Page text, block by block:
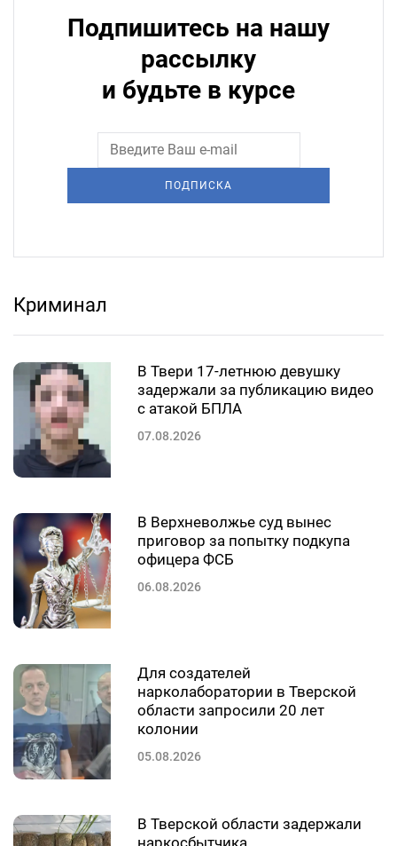
Подпишитесь на нашу
рассылку
и будьте в курсе
ПОДПИСКА
Криминал
В Твери 17-летнюю девушку
задержали за публикацию видео
с атакой БПЛА
07.08.2026
В Верхневолжье суд вынес
приговор за попытку подкупа
офицера ФСБ
06.08.2026
Для создателей
нарколаборатории в Тверской
области запросили 20 лет
колонии
05.08.2026
В Тверской области задержали